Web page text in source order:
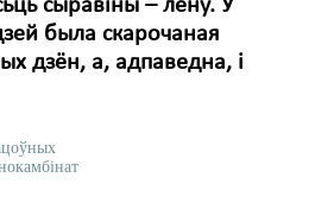
сыравіны – лёну. У
была скарочаная
дзён, а, адпаведна, і